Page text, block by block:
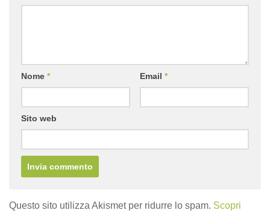
Nome * Email *
Sito web
Questo sito utilizza Akismet per ridurre lo spam. Scopri